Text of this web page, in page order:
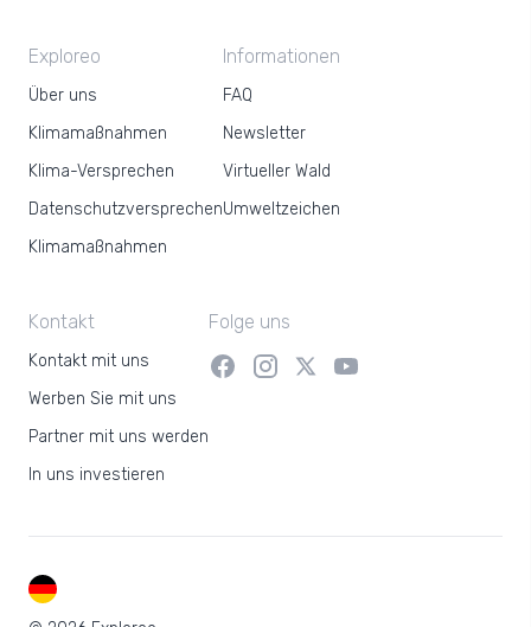
Exploreo
Über uns
Klimamaßnahmen
Klima-Versprechen
Datenschutzversprechen
Klimamaßnahmen
Informationen
FAQ
Newsletter
Virtueller Wald
Umweltzeichen
Kontakt
Kontakt mit uns
Werben Sie mit uns
Partner mit uns werden
In uns investieren
Folge uns